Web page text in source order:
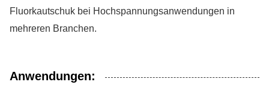
Fluorkautschuk bei Hochspannungsanwendungen in
mehreren Branchen.
Anwendungen: